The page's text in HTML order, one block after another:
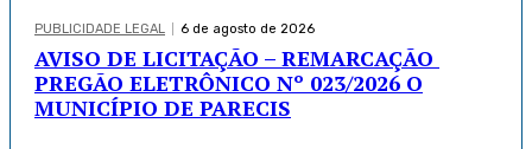
PUBLICIDADE LEGAL 6 de agosto de 2026
AVISO DE LICITAÇÃO – REMARCAÇÃO
PREGÃO ELETRÔNICO Nº 023/2026 O
MUNICÍPIO DE PARECIS